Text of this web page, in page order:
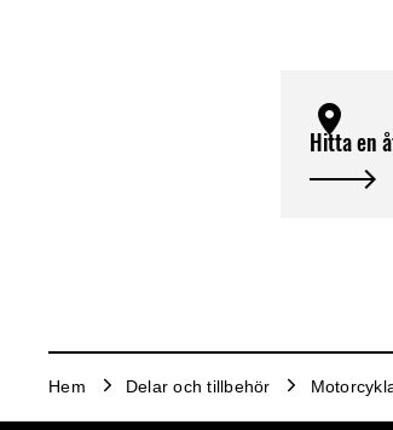
Hitta en
Hem Delar och tillbehör